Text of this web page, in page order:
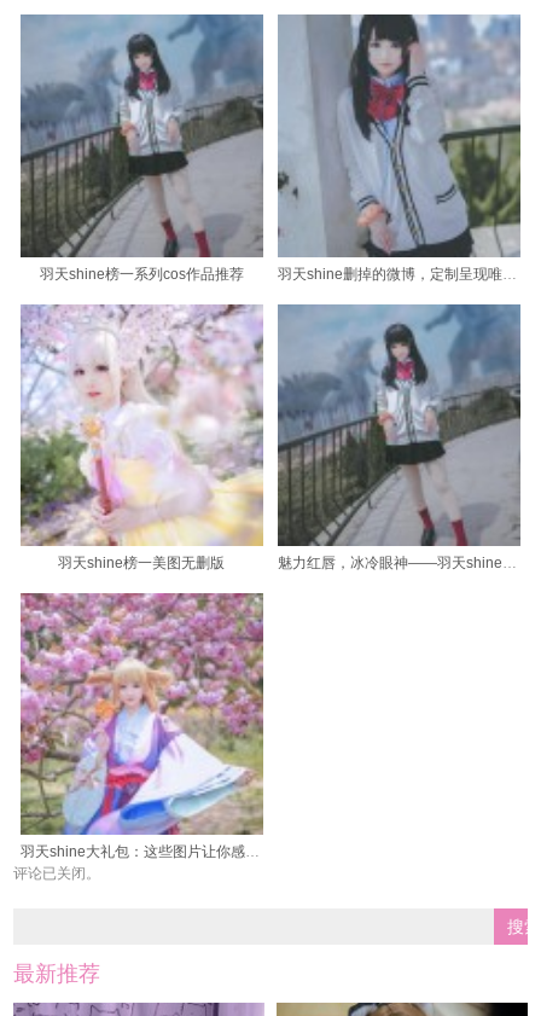
羽天shine榜一系列cos作品推荐
羽天shine榜一美图无删版
羽天shine大礼包：这些图片让你感受到人类智慧的美妙
评论已关闭。
最新推荐